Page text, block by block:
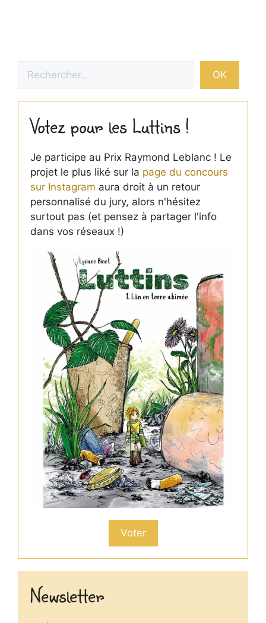
OK
Votez pour les Luttins !
Je participe au Prix Raymond Leblanc ! Le
projet le plus liké sur la page du concours
sur Instagram aura droit à un retour
personnalisé du jury, alors n'hésitez
surtout pas (et pensez à partager l'info
dans vos réseaux !)
Voter
Newsletter